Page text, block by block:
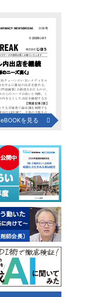
eBOOKを見る